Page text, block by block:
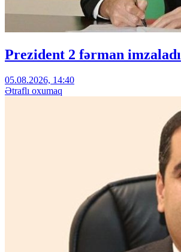
Prezident 2 fərman imzaladı
05.08.2026, 14:40
Ətraflı oxumaq